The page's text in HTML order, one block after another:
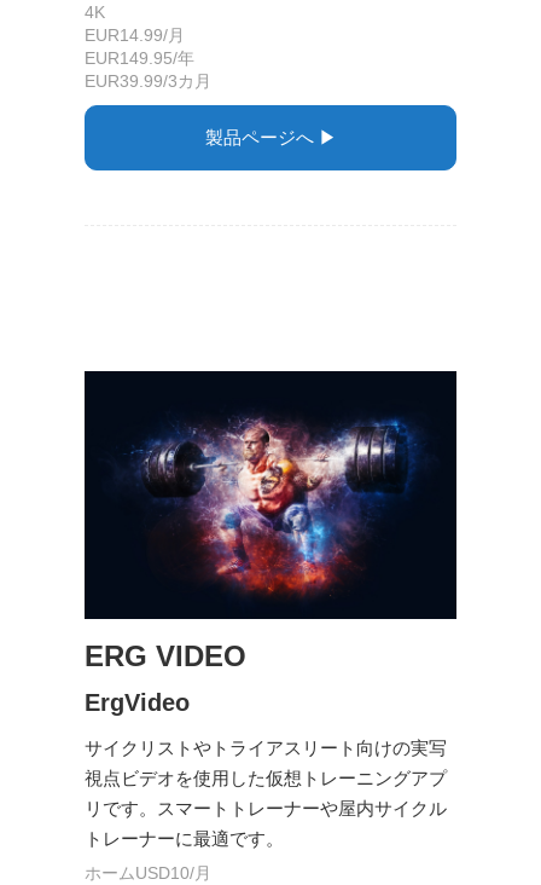
4K
EUR14.99/月
EUR149.95/年
EUR39.99/3カ月
製品ページへ ▶︎
ERG VIDEO
ErgVideo
サイクリストやトライアスリート向けの実写
視点ビデオを使用した仮想トレーニングアプ
リです。スマートトレーナーや屋内サイクル
トレーナーに最適です。
ホームUSD10/月